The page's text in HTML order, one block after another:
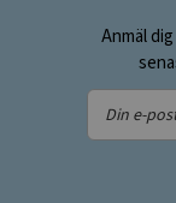
Anmäl
Din
e-